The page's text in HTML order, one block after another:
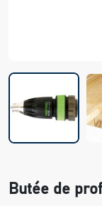
Butée de